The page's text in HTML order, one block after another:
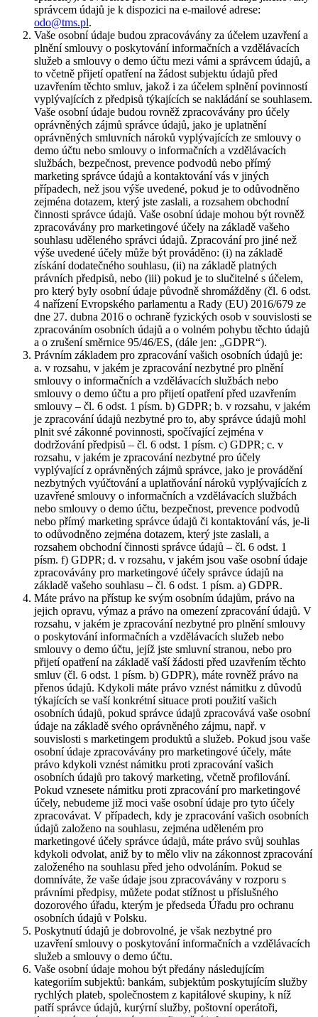
správcem údajů je k dispozici na e-mailové adrese:
odo@tms.pl.
Vaše osobní údaje budou zpracovávány za účelem uzavření a
plnění smlouvy o poskytování informačních a vzdělávacích
služeb a smlouvy o demo účtu mezi vámi a správcem údajů, a
to včetně přijetí opatření na žádost subjektu údajů před
uzavřením těchto smluv, jakož i za účelem splnění povinností
vyplývajících z předpisů týkajících se nakládání se souhlasem.
Vaše osobní údaje budou rovněž zpracovávány pro účely
oprávněných zájmů správce údajů, jako je uplatnění
oprávněných smluvních nároků vyplývajících ze smlouvy o
demo účtu nebo smlouvy o informačních a vzdělávacích
službách, bezpečnost, prevence podvodů nebo přímý
marketing správce údajů a kontaktování vás v jiných
případech, než jsou výše uvedené, pokud je to odůvodněno
zejména dotazem, který jste zaslali, a rozsahem obchodní
činnosti správce údajů. Vaše osobní údaje mohou být rovněž
zpracovávány pro marketingové účely na základě vašeho
souhlasu uděleného správci údajů. Zpracování pro jiné než
výše uvedené účely může být prováděno: (i) na základě
získání dodatečného souhlasu, (ii) na základě platných
právních předpisů, nebo (iii) pokud je to slučitelné s účelem,
pro který byly osobní údaje původně shromážděny (čl. 6 odst.
4 nařízení Evropského parlamentu a Rady (EU) 2016/679 ze
dne 27. dubna 2016 o ochraně fyzických osob v souvislosti se
zpracováním osobních údajů a o volném pohybu těchto údajů
a o zrušení směrnice 95/46/ES, (dále jen: „GDPR“).
Právním základem pro zpracování vašich osobních údajů je:
a. v rozsahu, v jakém je zpracování nezbytné pro plnění
smlouvy o informačních a vzdělávacích službách nebo
smlouvy o demo účtu a pro přijetí opatření před uzavřením
smlouvy – čl. 6 odst. 1 písm. b) GDPR; b. v rozsahu, v jakém
je zpracování údajů nezbytné pro to, aby správce údajů mohl
plnit své zákonné povinnosti, spočívající zejména v
dodržování předpisů – čl. 6 odst. 1 písm. c) GDPR; c. v
rozsahu, v jakém je zpracování nezbytné pro účely
vyplývající z oprávněných zájmů správce, jako je provádění
nezbytných vyúčtování a uplatňování nároků vyplývajících z
uzavřené smlouvy o informačních a vzdělávacích službách
nebo smlouvy o demo účtu, bezpečnost, prevence podvodů
nebo přímý marketing správce údajů či kontaktování vás, je-li
to odůvodněno zejména dotazem, který jste zaslali, a
rozsahem obchodní činnosti správce údajů – čl. 6 odst. 1
písm. f) GDPR; d. v rozsahu, v jakém jsou vaše osobní údaje
zpracovávány pro marketingové účely správce údajů na
základě vašeho souhlasu – čl. 6 odst. 1 písm. a) GDPR.
Máte právo na přístup ke svým osobním údajům, právo na
jejich opravu, výmaz a právo na omezení zpracování údajů. V
rozsahu, v jakém je zpracování nezbytné pro plnění smlouvy
o poskytování informačních a vzdělávacích služeb nebo
smlouvy o demo účtu, jejíž jste smluvní stranou, nebo pro
přijetí opatření na základě vaší žádosti před uzavřením těchto
smluv (čl. 6 odst. 1 písm. b) GDPR), máte rovněž právo na
přenos údajů. Kdykoli máte právo vznést námitku z důvodů
týkajících se vaší konkrétní situace proti použití vašich
osobních údajů, pokud správce údajů zpracovává vaše osobní
údaje na základě svého oprávněného zájmu, např. v
souvislosti s marketingem produktů a služeb. Pokud jsou vaše
osobní údaje zpracovávány pro marketingové účely, máte
právo kdykoli vznést námitku proti zpracování vašich
osobních údajů pro takový marketing, včetně profilování.
Pokud vznesete námitku proti zpracování pro marketingové
účely, nebudeme již moci vaše osobní údaje pro tyto účely
zpracovávat. V případech, kdy je zpracování vašich osobních
údajů založeno na souhlasu, zejména uděleném pro
marketingové účely správce údajů, máte právo svůj souhlas
kdykoli odvolat, aniž by to mělo vliv na zákonnost zpracování
založeného na souhlasu před jeho odvoláním. Pokud se
domníváte, že vaše údaje jsou zpracovávány v rozporu s
právními předpisy, můžete podat stížnost u příslušného
dozorového úřadu, kterým je předseda Úřadu pro ochranu
osobních údajů v Polsku.
Poskytnutí údajů je dobrovolné, je však nezbytné pro
uzavření smlouvy o poskytování informačních a vzdělávacích
služeb a smlouvy o demo účtu.
Vaše osobní údaje mohou být předány následujícím
kategoriím subjektů: bankám, subjektům poskytujícím služby
rychlých plateb, společnostem z kapitálové skupiny, k níž
patří správce údajů, kurýrní služby, poštovní operátoři,